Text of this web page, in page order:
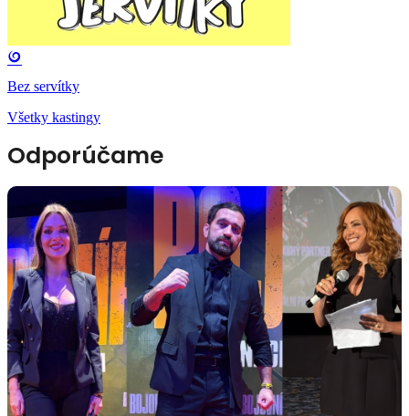
Bez servítky
Všetky kastingy
Odporúčame